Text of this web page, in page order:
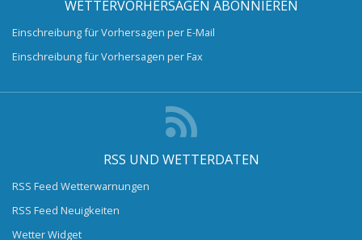
WETTERVORHERSAGEN ABONNIEREN
Einschreibung für Vorhersagen per E-Mail
Einschreibung für Vorhersagen per Fax
RSS UND WETTERDATEN
RSS Feed Wetterwarnungen
RSS Feed Neuigkeiten
Wetter Widget